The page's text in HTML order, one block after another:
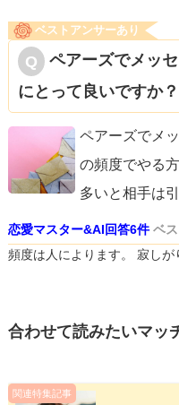
ベストアンサーあり
ペアーズでメッ
にとって良いですか
ペアーズでメ
の頻度でやる
多いと相手は
恋愛マスター&AI回答6件 ベ
頻度は人によります。 寂しが
合わせて読みたいマッ
関連特集記事